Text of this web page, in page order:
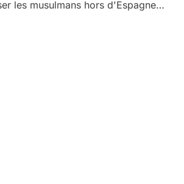
les musulmans hors d'Espagne…